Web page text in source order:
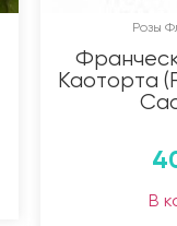
Розы
Каоторта
В